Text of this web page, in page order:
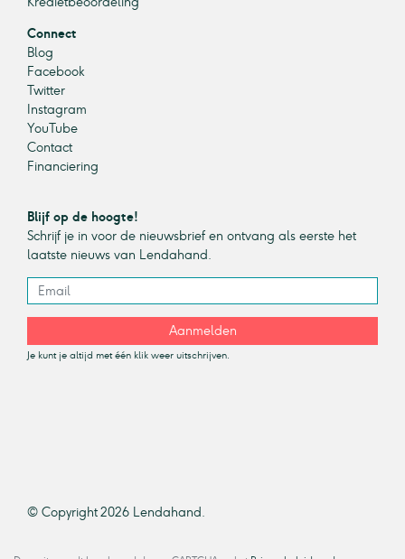
Connect
Blog
Facebook
Twitter
Instagram
YouTube
Contact
Financiering
Blijf op de hoogte!
Schrijf je in voor de nieuwsbrief en ontvang als eerste het
laatste nieuws van Lendahand.
Aanmelden
Je kunt je altijd met één klik weer uitschrijven.
© Copyright 2026 Lendahand.